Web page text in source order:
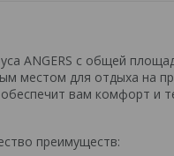
ANGERS с общей
местом для отдыха на
вам комфорт и
преимуществ: